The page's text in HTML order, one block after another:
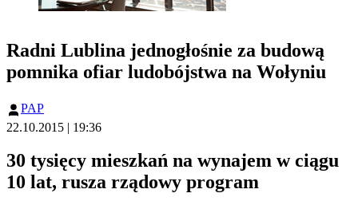
Radni Lublina jednogłośnie za budową
pomnika ofiar ludobójstwa na Wołyniu
PAP
22.10.2015 | 19:36
30 tysięcy mieszkań na wynajem w ciągu
10 lat, rusza rządowy program